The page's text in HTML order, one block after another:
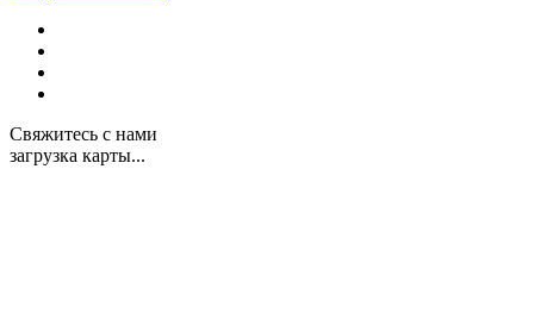
Свяжитесь с нами
загрузка карты...